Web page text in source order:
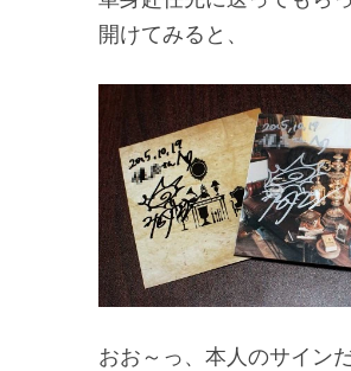
開けてみると、
おお～っ、本人のサイン